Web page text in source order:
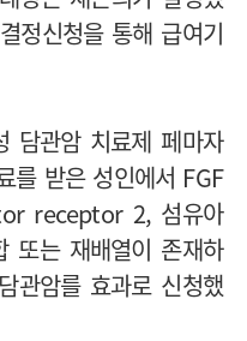
정신청을 통해 급여기
담관암 치료제 페마자
를 받은 성인에서 FGF
receptor 2, 섬유아
또는 재배열이 존재하
관암를 효과로 신청했